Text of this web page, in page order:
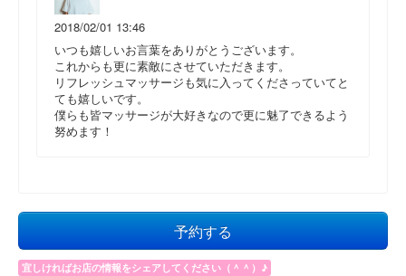
2018/02/01 13:46
いつも嬉しいお言葉をありがとうございます。
これからも更に素敵にさせていただきます。
リフレッシュマッサージも気に入ってくださっていてと
ても嬉しいです。
僕らも皆マッサージが大好きなので更に魅了できるよう
努めます！
予約する
宜しければお店の情報をシェアしてください（＾＾）♪